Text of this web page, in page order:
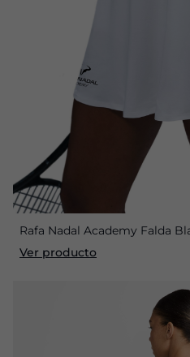
Rafa Nadal Academy Falda
Ver producto